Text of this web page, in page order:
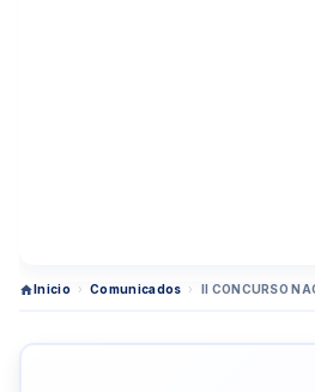
Inicio › Comunicados › II CONCURSO